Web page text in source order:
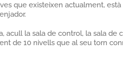
que existeixen actualment,
la sala de control, la sala
de 10 nivells que al seu torn